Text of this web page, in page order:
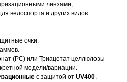
линзами,
велоспорта и других видов
очки.
(PC) или Триацетат целлюлозы
модели/вариации.
с защитой от UV400,